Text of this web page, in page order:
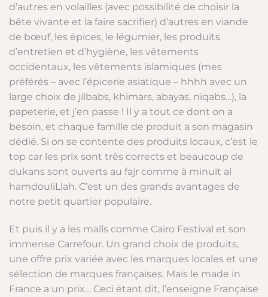
d’autres en volailles (avec possibilité de choisir la
bête vivante et la faire sacrifier) d’autres en viande
de bœuf, les épices, le légumier, les produits
d’entretien et d’hygiène, les vêtements
occidentaux, les vêtements islamiques (mes
préférés – avec l’épicerie asiatique – hhhh avec un
large choix de jilbabs, khimars, abayas, niqabs…), la
papeterie, et j’en passe ! Il y a tout ce dont on a
besoin, et chaque famille de produit a son magasin
dédié. Si on se contente des produits locaux, c’est le
top car les prix sont très corrects et beaucoup de
dukans sont ouverts au fajr comme à minuit al
hamdouliLlah. C’est un des grands avantages de
notre petit quartier populaire.
Et puis il y a les malls comme Cairo Festival et son
immense Carrefour. Un grand choix de produits,
une offre prix variée avec les marques locales et une
sélection de marques françaises. Mais le made in
France a un prix… Ceci étant dit, l’enseigne Française